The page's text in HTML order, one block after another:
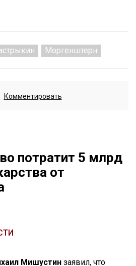
Моргенштерн
Комментировать
потратит 5 млрд
от
Мишустин заявил, что